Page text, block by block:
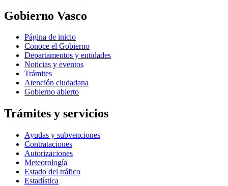
Gobierno Vasco
Página de inicio
Conoce el Gobierno
Departamentos y entidades
Noticias y eventos
Trámites
Atención ciudadana
Gobierno abierto
Trámites y servicios
Ayudas y subvenciones
Contrataciones
Autorizaciones
Meteorología
Estado del tráfico
Estadística